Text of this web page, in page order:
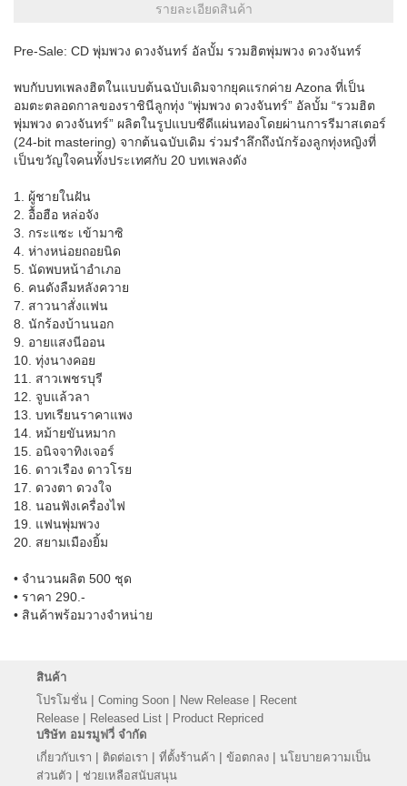
รายละเอียดสินค้า
Pre-Sale: CD พุ่มพวง ดวงจันทร์ อัลบั้ม รวมฮิตพุ่มพวง ดวงจันทร์
พบกับบทเพลงฮิตในแบบต้นฉบับเดิมจากยุคแรกค่าย Azona ที่เป็น
อมตะตลอดกาลของราชินีลูกทุ่ง “พุ่มพวง ดวงจันทร์” อัลบั้ม “รวมฮิต
พุ่มพวง ดวงจันทร์” ผลิตในรูปแบบซีดีแผ่นทองโดยผ่านการรีมาสเตอร์
(24-bit mastering) จากต้นฉบับเดิม ร่วมรำลึกถึงนักร้องลูกทุ่งหญิงที่
เป็นขวัญใจคนทั้งประเทศกับ 20 บทเพลงดัง
1. ผู้ชายในฝัน
2. อื้อฮือ หล่อจัง
3. กระแซะ เข้ามาซิ
4. ห่างหน่อยถอยนิด
5. นัดพบหน้าอำเภอ
6. คนดังลืมหลังควาย
7. สาวนาสั่งแฟน
8. นักร้องบ้านนอก
9. อายแสงนีออน
10. ทุ่งนางคอย
11. สาวเพชรบุรี
12. จูบแล้วลา
13. บทเรียนราคาแพง
14. หม้ายขันหมาก
15. อนิจจาทิงเจอร์
16. ดาวเรือง ดาวโรย
17. ดวงตา ดวงใจ
18. นอนฟังเครื่องไฟ
19. แฟนพุ่มพวง
20. สยามเมืองยิ้ม
• จำนวนผลิต 500 ชุด
• ราคา 290.-
• สินค้าพร้อมวางจำหน่าย
สินค้า
โปรโมชั่น | Coming Soon | New Release | Recent
Release | Released List | Product Repriced
บริษัท อมรมูฟวี่ จำกัด
เกี่ยวกับเรา | ติดต่อเรา | ที่ตั้งร้านค้า | ข้อตกลง | นโยบายความเป็น
ส่วนตัว | ช่วยเหลือสนับสนุน